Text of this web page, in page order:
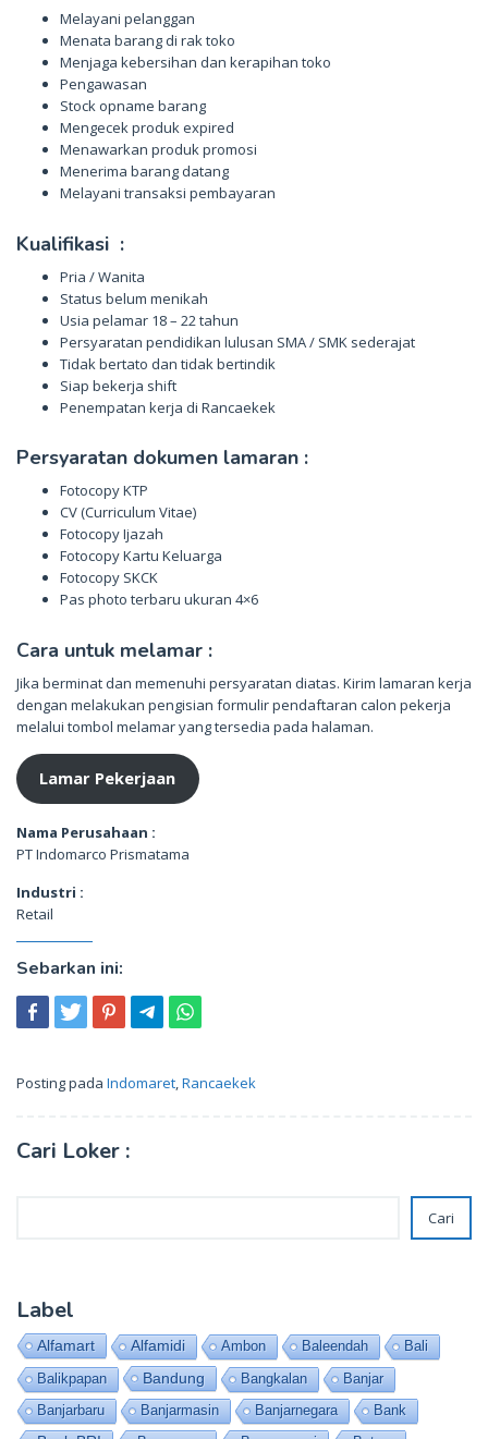
Melayani pelanggan
Menata barang di rak toko
Menjaga kebersihan dan kerapihan toko
Pengawasan
Stock opname barang
Mengecek produk expired
Menawarkan produk promosi
Menerima barang datang
Melayani transaksi pembayaran
Kualifikasi :
Pria / Wanita
Status belum menikah
Usia pelamar 18 – 22 tahun
Persyaratan pendidikan lulusan SMA / SMK sederajat
Tidak bertato dan tidak bertindik
Siap bekerja shift
Penempatan kerja di Rancaekek
Persyaratan dokumen lamaran :
Fotocopy KTP
CV (Curriculum Vitae)
Fotocopy Ijazah
Fotocopy Kartu Keluarga
Fotocopy SKCK
Pas photo terbaru ukuran 4×6
Cara untuk melamar :
Jika berminat dan memenuhi persyaratan diatas. Kirim lamaran kerja
dengan melakukan pengisian formulir pendaftaran calon pekerja
melalui tombol melamar yang tersedia pada halaman.
Lamar Pekerjaan
Nama Perusahaan :
PT Indomarco Prismatama
Industri :
Retail
Sebarkan ini:
Posting pada Indomaret,Rancaekek
Cari Loker :
Cari
Label
Alfamart Alfamidi Ambon Baleendah
Bali
Balikpapan
Bandung Bangkalan
Banjar
Banjarbaru
Banjarmasin Banjarnegara
Bank